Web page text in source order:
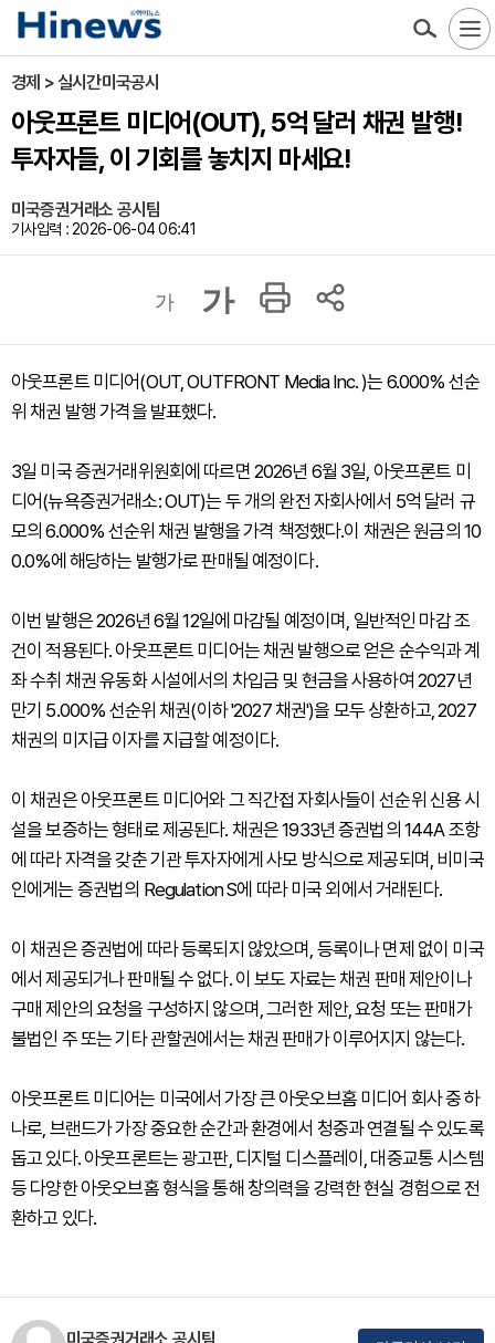
경제 > 실시간미국공시
아웃프론트 미디어(OUT), 5억 달러 채권 발행!
투자자들, 이 기회를 놓치지 마세요!
미국증권거래소 공시팀
기사입력 : 2026-06-04 06:41
가 가
아웃프론트 미디어(OUT, OUTFRONT Media Inc. )는 6.000% 선순
위 채권 발행 가격을 발표했다.
3일 미국 증권거래위원회에 따르면 2026년 6월 3일, 아웃프론트 미
디어(뉴욕증권거래소: OUT)는 두 개의 완전 자회사에서 5억 달러 규
모의 6.000% 선순위 채권 발행을 가격 책정했다.이 채권은 원금의 10
0.0%에 해당하는 발행가로 판매될 예정이다.
이번 발행은 2026년 6월 12일에 마감될 예정이며, 일반적인 마감 조
건이 적용된다. 아웃프론트 미디어는 채권 발행으로 얻은 순수익과 계
좌 수취 채권 유동화 시설에서의 차입금 및 현금을 사용하여 2027년
만기 5.000% 선순위 채권(이하 '2027 채권')을 모두 상환하고, 2027
채권의 미지급 이자를 지급할 예정이다.
이 채권은 아웃프론트 미디어와 그 직간접 자회사들이 선순위 신용 시
설을 보증하는 형태로 제공된다. 채권은 1933년 증권법의 144A 조항
에 따라 자격을 갖춘 기관 투자자에게 사모 방식으로 제공되며, 비미국
인에게는 증권법의 Regulation S에 따라 미국 외에서 거래된다.
이 채권은 증권법에 따라 등록되지 않았으며, 등록이나 면제 없이 미국
에서 제공되거나 판매될 수 없다. 이 보도 자료는 채권 판매 제안이나
구매 제안의 요청을 구성하지 않으며, 그러한 제안, 요청 또는 판매가
불법인 주 또는 기타 관할권에서는 채권 판매가 이루어지지 않는다.
아웃프론트 미디어는 미국에서 가장 큰 아웃오브홈 미디어 회사 중 하
나로, 브랜드가 가장 중요한 순간과 환경에서 청중과 연결될 수 있도록
돕고 있다. 아웃프론트는 광고판, 디지털 디스플레이, 대중교통 시스템
등 다양한 아웃오브홈 형식을 통해 창의력을 강력한 현실 경험으로 전
환하고 있다.